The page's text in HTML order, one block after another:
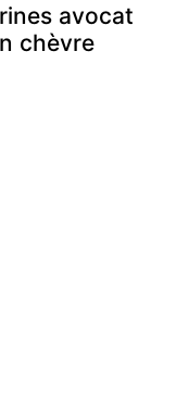
avocat
chèvre